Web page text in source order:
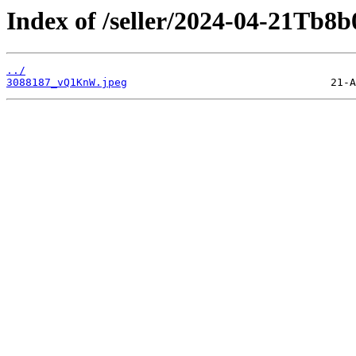
Index of /seller/2024-04-
../
3088187_vQ1KnW.jpeg